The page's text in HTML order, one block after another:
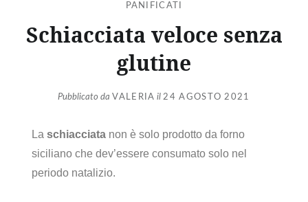
PANIFICATI
Schiacciata veloce senza
glutine
Pubblicato da VALERIA il 24 AGOSTO 2021
La schiacciatanon è solo prodotto da forno
siciliano che dev’essere consumato solo nel
periodo natalizio.